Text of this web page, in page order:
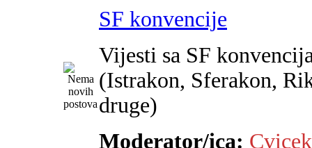
SF konvencije
Vijesti sa SF
(Istrakon, Sferakon,
druge)
Moderator/ica: Cvicek